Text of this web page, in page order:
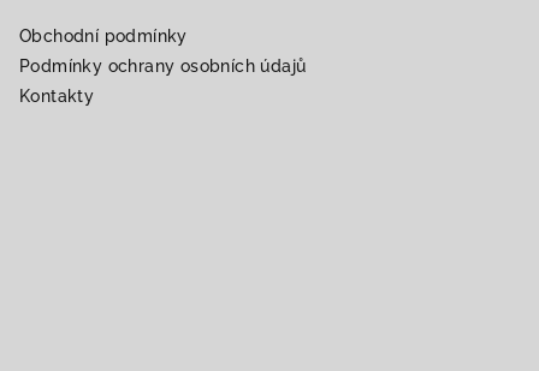
Obchodní podmínky
Podmínky ochrany osobních údajů
Kontakty